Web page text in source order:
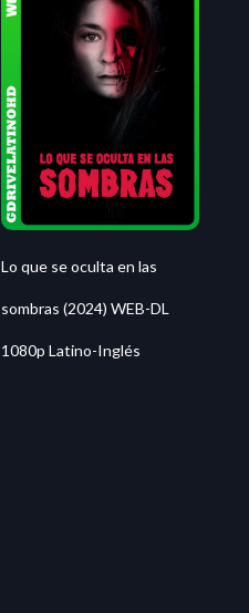
Lo que se oculta en las
sombras (2024) WEB-DL
1080p Latino-Inglés